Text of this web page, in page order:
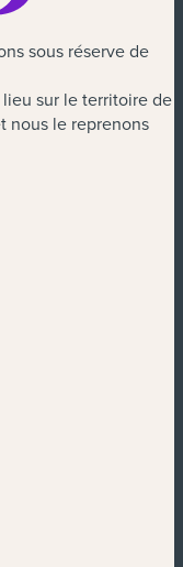
sous réserve de
sur le territoire de
nous le reprenons